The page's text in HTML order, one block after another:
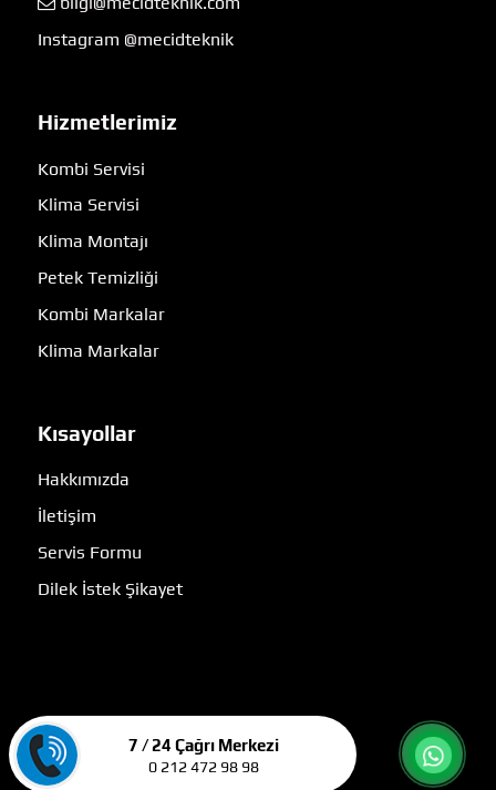
Instagram @mecidteknik
Hizmetlerimiz
Kombi Servisi
Klima Servisi
Klima Montajı
Petek Temizliği
Kombi Markalar
Klima Markalar
Kısayollar
Hakkımızda
İletişim
Servis Formu
Dilek İstek Şikayet
7 / 24 Çağrı Merkezi
0 212 472 98 98